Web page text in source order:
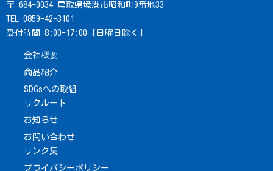
〒 684-0034 鳥取県境港市昭和町9番地33
TEL 0859-42-3101
受付時間 8:00-17:00 [日曜日除く]
会社概要
商品紹介
SDGsへの取組
リクルート
お知らせ
お問い合わせ
リンク集
プライバシーポリシー